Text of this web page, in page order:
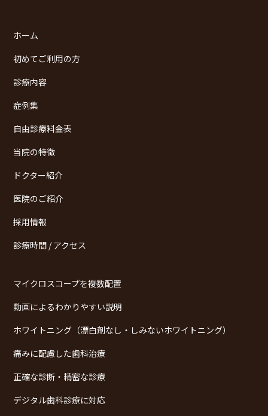
ホーム
初めてご利用の方
診療内容
症例集
自由診療料金表
当院の特徴
ドクター紹介
医院のご紹介
採用情報
診療時間 / アクセス
マイクロスコープを複数配置
動画によるわかりやすい説明
ホワイトニング（漂白剤なし・しみないホワイトニング）
痛みに配慮した歯科治療
正確な診断・精密な診療
デジタル歯科診療に対応